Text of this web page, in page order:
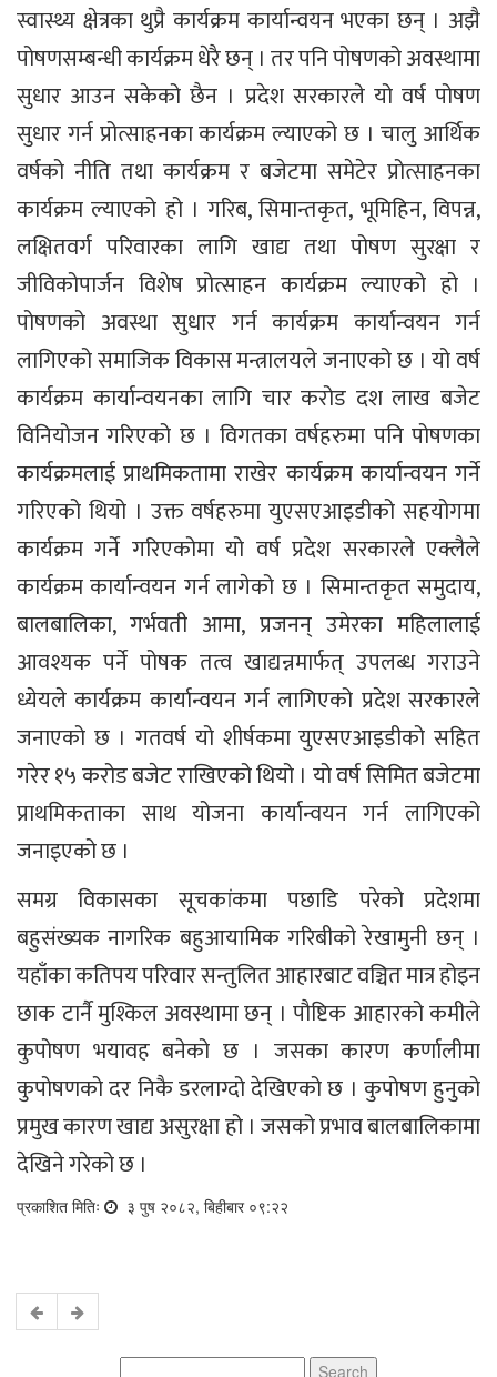
स्वास्थ्य क्षेत्रका थुप्रै कार्यक्रम कार्यान्वयन भएका छन् । अझै
पोषणसम्बन्धी कार्यक्रम धेरै छन् । तर पनि पोषणको अवस्थामा
सुधार आउन सकेको छैन । प्रदेश सरकारले यो वर्ष पोषण
सुधार गर्न प्रोत्साहनका कार्यक्रम ल्याएको छ । चालु आर्थिक
वर्षको नीति तथा कार्यक्रम र बजेटमा समेटेर प्रोत्साहनका
कार्यक्रम ल्याएको हो । गरिब, सिमान्तकृत, भूमिहिन, विपन्न,
लक्षितवर्ग परिवारका लागि खाद्य तथा पोषण सुरक्षा र
जीविकोपार्जन विशेष प्रोत्साहन कार्यक्रम ल्याएको हो ।
पोषणको अवस्था सुधार गर्न कार्यक्रम कार्यान्वयन गर्न
लागिएको समाजिक विकास मन्त्रालयले जनाएको छ । यो वर्ष
कार्यक्रम कार्यान्वयनका लागि चार करोड दश लाख बजेट
विनियोजन गरिएको छ । विगतका वर्षहरुमा पनि पोषणका
कार्यक्रमलाई प्राथमिकतामा राखेर कार्यक्रम कार्यान्वयन गर्ने
गरिएको थियो । उक्त वर्षहरुमा युएसएआइडीको सहयोगमा
कार्यक्रम गर्ने गरिएकोमा यो वर्ष प्रदेश सरकारले एक्लैले
कार्यक्रम कार्यान्वयन गर्न लागेको छ । सिमान्तकृत समुदाय,
बालबालिका, गर्भवती आमा, प्रजनन् उमेरका महिलालाई
आवश्यक पर्ने पोषक तत्व खाद्यन्नमार्फत् उपलब्ध गराउने
ध्येयले कार्यक्रम कार्यान्वयन गर्न लागिएको प्रदेश सरकारले
जनाएको छ । गतवर्ष यो शीर्षकमा युएसएआइडीको सहित
गरेर १५ करोड बजेट राखिएको थियो । यो वर्ष सिमित बजेटमा
प्राथमिकताका साथ योजना कार्यान्वयन गर्न लागिएको
जनाइएको छ ।
समग्र विकासका सूचकांकमा पछाडि परेको प्रदेशमा
बहुसंख्यक नागरिक बहुआयामिक गरिबीको रेखामुनी छन् ।
यहाँका कतिपय परिवार सन्तुलित आहारबाट वञ्चित मात्र होइन
छाक टार्नै मुश्किल अवस्थामा छन् । पौष्टिक आहारको कमीले
कुपोषण भयावह बनेको छ । जसका कारण कर्णालीमा
कुपोषणको दर निकै डरलाग्दो देखिएको छ । कुपोषण हुनुको
प्रमुख कारण खाद्य असुरक्षा हो । जसको प्रभाव बालबालिकामा
देखिने गरेको छ ।
प्रकाशित मितिः ३ पुष २०८२, बिहीबार ०९:२२